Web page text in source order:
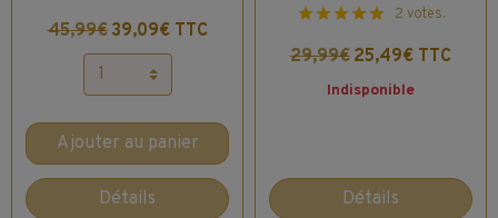
45,99€ 39,09€ TTC
Ajouter au panier
Détails
2 votes.
29,99€ 25,49€ TTC
Indisponible
Détails